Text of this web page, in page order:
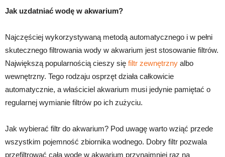
Jak uzdatniać wodę w akwarium?
Najczęściej wykorzystywaną metodą automatycznego i w pełni
skutecznego filtrowania wody w akwarium jest stosowanie filtrów.
Największą popularnością cieszy się filtr zewnętrzny albo
wewnętrzny. Tego rodzaju osprzęt działa całkowicie
automatycznie, a właściciel akwarium musi jedynie pamiętać o
regularnej wymianie filtrów po ich zużyciu.
Jak wybierać filtr do akwarium? Pod uwagę warto wziąć przede
wszystkim pojemność zbiornika wodnego. Dobry filtr pozwala
przefiltrować całą wodę w akwarium przynajmniej raz na